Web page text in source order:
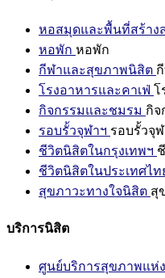
หอสมุดและพื้นที่สร้าง
หอพัก หอพัก
กีฬาและสุขภาพนิสิต
โรงอาหารและคาเฟ่ โ
กิจกรรมและชมรม กิจ
รอบรั้วจุฬาฯ รอบรั้วจุ
ชีวิตนิสิตในกรุงเทพฯ
ชีวิตนิสิตในประเทศไท
สุขภาวะทางใจนิสิต สุ
บริการนิสิต
ศูนย์บริการสุขภาพแห่